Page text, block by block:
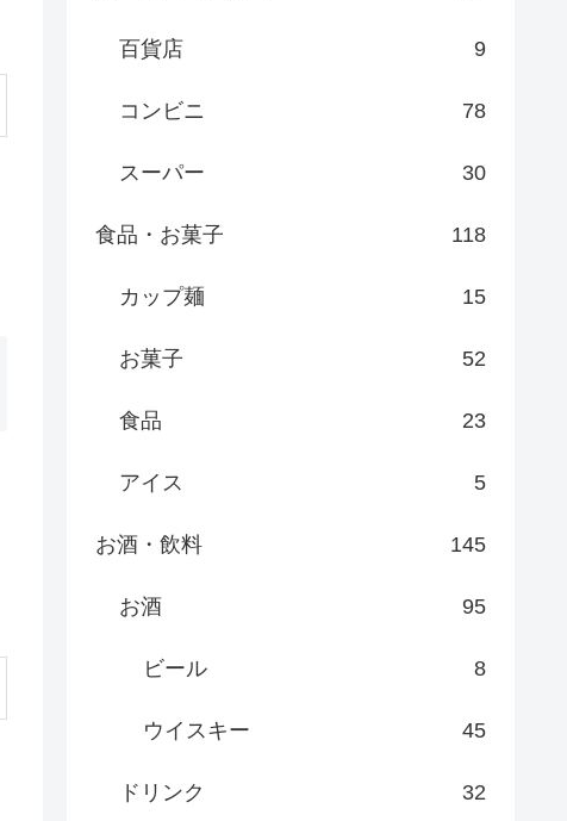
百貨店 9
コンビニ 78
スーパー 30
食品・お菓子 118
カップ麺 15
お菓子 52
食品 23
アイス 5
お酒・飲料 145
お酒 95
ビール 8
ウイスキー 45
ドリンク 32